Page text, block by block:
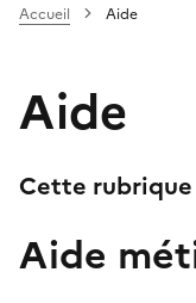
Accueil Aide
Aide
Cette
Aide